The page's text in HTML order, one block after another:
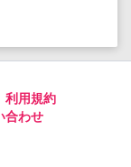
利用規約
合わせ